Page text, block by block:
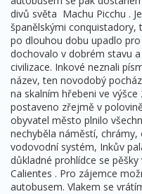
divů světa Machu Picchu .
španělskými conquistadory,
po dlouhou dobu upadlo
dochovalo v dobrém stavu
civilizace. Inkové neznali
název, ten novodobý
na skalním hřebeni ve
postaveno zřejmě v
obyvatel město plnilo
nechyběla náměstí,
vodovodní systém, Inkův
důkladné prohlídce se
Calientes . Pro zájemce
autobusem. Vlakem se